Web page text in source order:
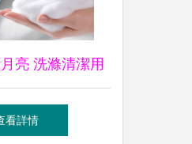
亮 洗滌清潔用
場雙雄對比
看詳情